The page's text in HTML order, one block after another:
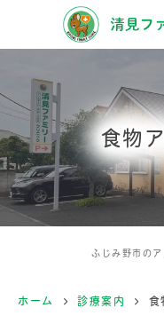
食物
ふじみ野市の
ホーム 診療案内 食